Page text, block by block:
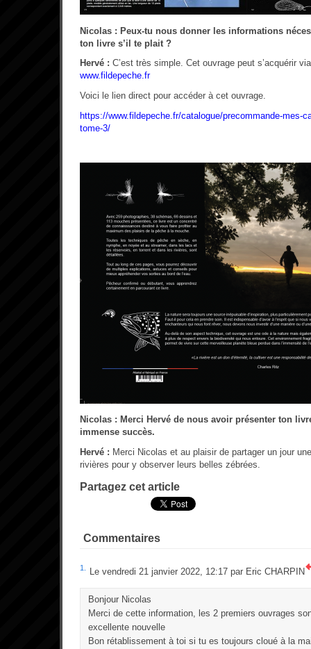
Nicolas : Peux-tu nous donner les informations
ton livre s’il te plait ?
Hervé : C’est très simple. Cet ouvrage peut s’acquérir
www.fildepeche.fr
Voici le lien direct pour accéder à cet ouvrage.
https://www.fildepeche.fr/catalogue/precommande-mes-
tome-3/
Nicolas : Merci Hervé de nous avoir présenter ton
immense succès.
Hervé : Merci Nicolas et au plaisir de partager un jour
rivières pour y observer leurs belles zébrées.
Partagez cet article
Commentaires
1. Le vendredi 21 janvier 2022, 12:17 par Eric CHARPIN
Bonjour Nicolas
Merci de cette information, les 2 premiers ouvrages
excellente nouvelle
Bon rétablissement à toi si tu es toujours cloué à la